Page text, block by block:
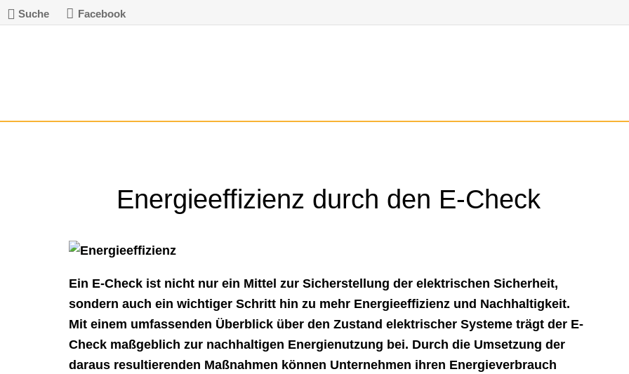
Suche Facebook
Energieeffizienz durch den E-Check
Ein E-Check ist nicht nur ein Mittel zur Sicherstellung der elektrischen Sicherheit,
sondern auch ein wichtiger Schritt hin zu mehr Energieeffizienz und Nachhaltigkeit.
Mit einem umfassenden Überblick über den Zustand elektrischer Systeme trägt der E-
Check maßgeblich zur nachhaltigen Energienutzung bei. Durch die Umsetzung der
daraus resultierenden Maßnahmen können Unternehmen ihren Energieverbrauch